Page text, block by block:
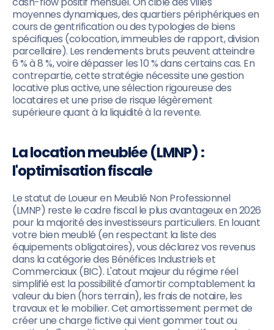
moyennes dynamiques, des quartiers périphériques en
cours de gentrification ou des typologies de biens
spécifiques (colocation, immeubles de rapport, division
parcellaire). Les rendements bruts peuvent atteindre
6 % à 8 %, voire dépasser les 10 % dans certains cas. En
contrepartie, cette stratégie nécessite une gestion
locative plus active, une sélection rigoureuse des
locataires et une prise de risque légèrement
supérieure quant à la liquidité à la revente.
La location meublée (LMNP) :
l'optimisation fiscale
Le statut de Loueur en Meublé Non Professionnel
(LMNP) reste le cadre fiscal le plus avantageux en 2026
pour la majorité des investisseurs particuliers. En louant
votre bien meublé (en respectant la liste des
équipements obligatoires), vous déclarez vos revenus
dans la catégorie des Bénéfices Industriels et
Commerciaux (BIC). L'atout majeur du régime réel
simplifié est la possibilité d'amortir comptablement la
valeur du bien (hors terrain), les frais de notaire, les
travaux et le mobilier. Cet amortissement permet de
créer une charge fictive qui vient gommer tout ou